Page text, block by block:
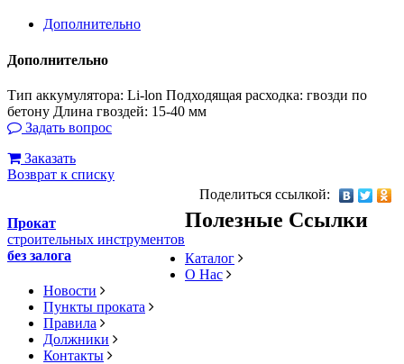
Дополнительно
Дополнительно
Тип аккумулятора: Li-lon Подходящая расходка: гвозди по
бетону Длина гвоздей: 15-40 мм
Задать вопрос
Заказать
Возврат к списку
Поделиться ссылкой:
Прокат
строительных инструментов
без залога
Полезные Ссылки
Каталог
О Нас
Новости
Пункты проката
Правила
Должники
Контакты